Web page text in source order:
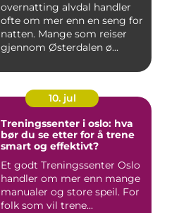
overnatting alvdal handler
ofte om mer enn en seng for
natten. Mange som reiser
gjennom Østerdalen ø...
10. jul
Treningssenter i oslo: hva
bør du se etter for å trene
smart og effektivt?
Et godt Treningssenter Oslo
handler om mer enn mange
manualer og store speil. For
folk som vil trene...